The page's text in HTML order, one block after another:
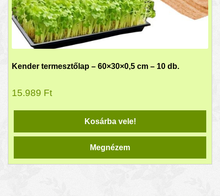
Kender termesztőlap – 60×30×0,5 cm – 10 db.
15.989 Ft
Kosárba vele!
Megnézem